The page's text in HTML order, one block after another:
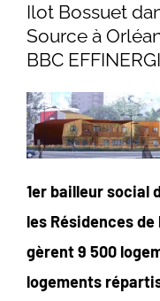
Ilot Bossuet
Source à
BBC
1er bailleur social
les Résidences de
gèrent 9 500
logements